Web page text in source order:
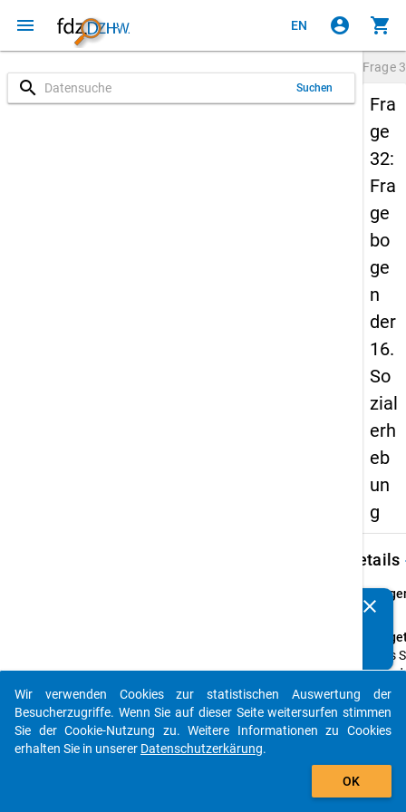
menu EN account_circle shopping_cart
search Suchen
Frage
Fra
ge
32:
Fra
ge
bo
ge
n
der
16.
So
zial
erh
eb
un
g
Details
32
Falls
nie
nicht
in der
essen,
clear
auto_stories
add_shopping_cart
Wir verwenden Cookies zur statistischen Auswertung der
Besucherzugriffe. Wenn Sie auf dieser Seite weitersurfen stimmen
Sie der Cookie-Nutzung zu. Weitere Informationen zu Cookies
erhalten Sie in unserer Datenschutzerkärung.
OK